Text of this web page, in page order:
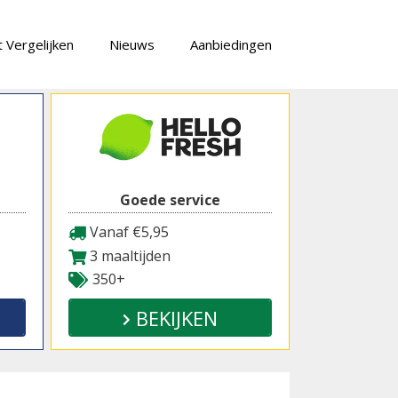
Vergelijken Nieuws Aanbiedingen
Goede service
Vanaf €5,95
3 maaltijden
350+
BEKIJKEN